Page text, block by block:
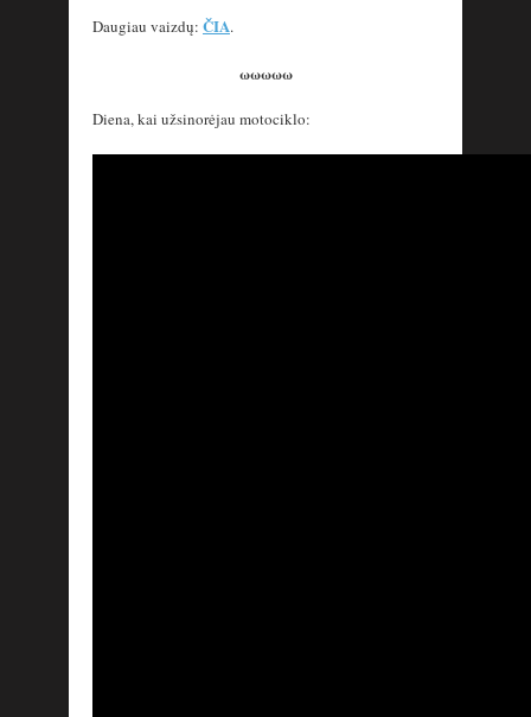
Daugiau vaizdų: ČIA.
ωωωωω
Diena, kai užsinorėjau motociklo: